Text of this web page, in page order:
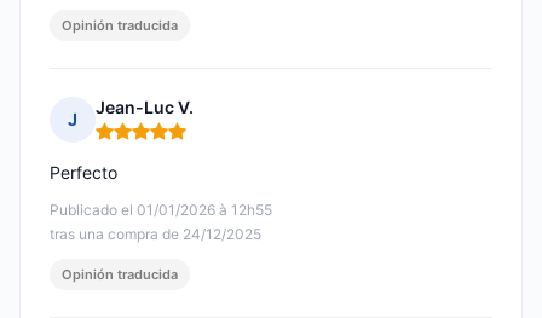
Opinión traducida
J
Jean-Luc V.
Nota: 5 de 5
Publicado el 01/01/2026 à 12h55
tras una compra de 24/12/2025
Perfecto
Opinión traducida